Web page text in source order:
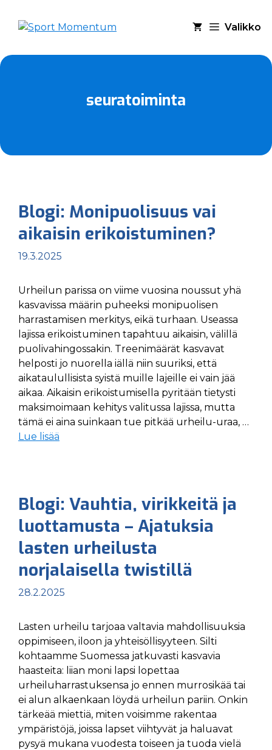
sisältöön
Valikko
seuratoiminta
Blogi: Monipuolisuus vai
aikaisin erikoistuminen?
19.3.2025
Urheilun parissa on viime vuosina noussut yhä
kasvavissa määrin puheeksi monipuolisen
harrastamisen merkitys, eikä turhaan. Useassa
lajissa erikoistuminen tapahtuu aikaisin, välillä
puolivahingossakin. Treenimäärät kasvavat
helposti jo nuorella iällä niin suuriksi, että
aikataulullisista syistä muille lajeille ei vain jää
aikaa. Aikaisin erikoistumisella pyritään tietysti
maksimoimaan kehitys valitussa lajissa, mutta
tämä ei aina suinkaan tue pitkää urheilu-uraa, …
Lue lisää
Blogi: Vauhtia, virikkeitä ja
luottamusta – Ajatuksia
lasten urheilusta
norjalaisella twistillä
28.2.2025
Lasten urheilu tarjoaa valtavia mahdollisuuksia
oppimiseen, iloon ja yhteisöllisyyteen. Silti
kohtaamme Suomessa jatkuvasti kasvavia
haasteita: liian moni lapsi lopettaa
urheiluharrastuksensa jo ennen murrosikää tai
ei alun alkaenkaan löydä urheilun pariin. Onkin
tärkeää miettiä, miten voisimme rakentaa
ympäristöjä, joissa lapset viihtyvät ja haluavat
pysyä mukana vuodesta toiseen ja tuoda vielä